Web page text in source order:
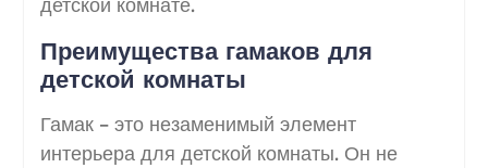
Преимущества гамаков для
детской комнаты
Гамак – это незаменимый элемент
интерьера для детской комнаты. Он не